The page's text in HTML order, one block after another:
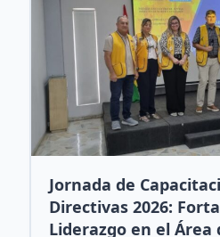
Jornada de
Directivas 2026:
Liderazgo en el Área